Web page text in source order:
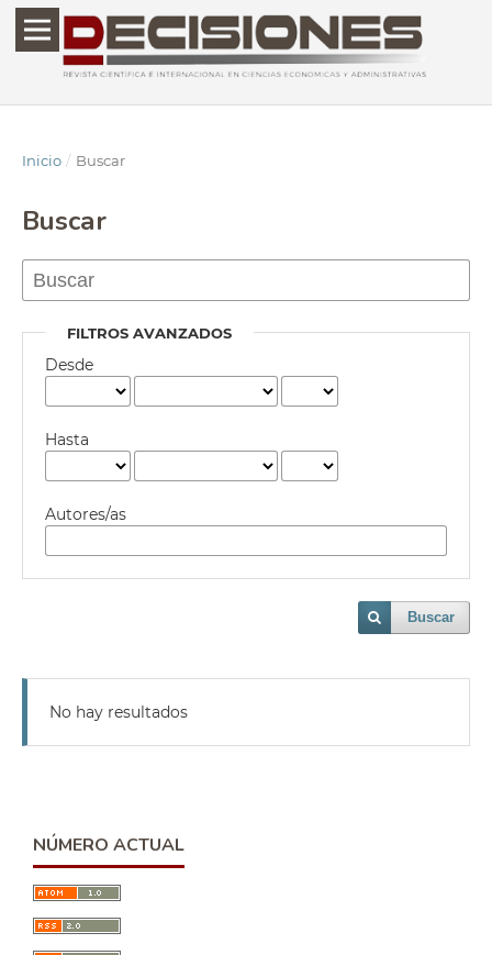
Inicio / Buscar
Buscar
FILTROS AVANZADOS
Desde
Hasta
Autores/as
Buscar
No hay resultados
NÚMERO ACTUAL